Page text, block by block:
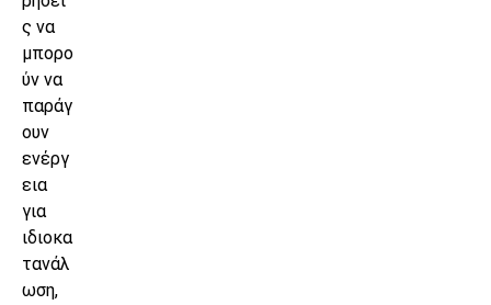
ς να
μπορο
ύν να
παράγ
ουν
ενέργ
εια
για
ιδιοκα
τανάλ
ωση,